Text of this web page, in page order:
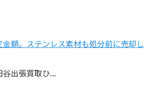
額。ステンレス素材も処分前に売却し
出張買取ひ…